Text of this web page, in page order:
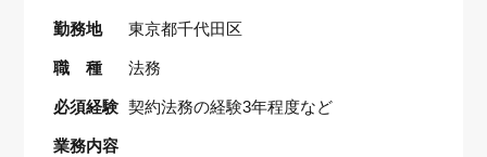
勤務地 東京都千代田区
職 種 法務
必須経験 契約法務の経験3年程度など
業務内容